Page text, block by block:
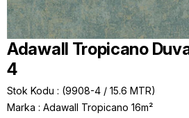
Adawall Tropicano
4
Stok Kodu
(9908-4 / 15.6 MTR)
Marka : Adawall Tropicano 16m²